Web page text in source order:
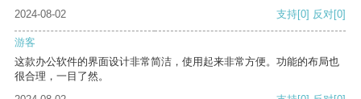
2024-08-02
支持[0] 反对[0]
游客
这款办公软件的界面设计非常简洁，使用起来非常方便。功能的布局也
很合理，一目了然。